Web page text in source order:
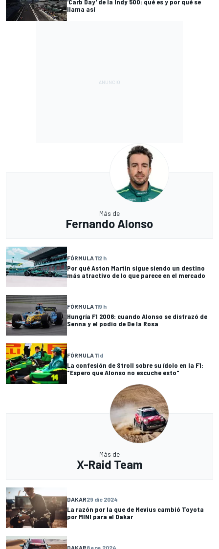
'Carb Day' de la Indy 500: qué es y por qué se
llama así
Más de
Fernando Alonso
FÓRMULA 112 h
Por qué Aston Martin sigue siendo un destino
más atractivo de lo que parece en el mercado
FÓRMULA 119 h
Hungría F1 2006: cuando Alonso se disfrazó de
Senna y el podio de De la Rosa
FÓRMULA 11 d
La confesión de Stroll sobre su ídolo en la F1:
"Espero que Alonso no escuche esto"
Más de
X-Raid Team
DAKAR29 dic 2024
La razón por la que de Mevius cambió Toyota
por MINI para el Dakar
DAKAR8 ene 2024